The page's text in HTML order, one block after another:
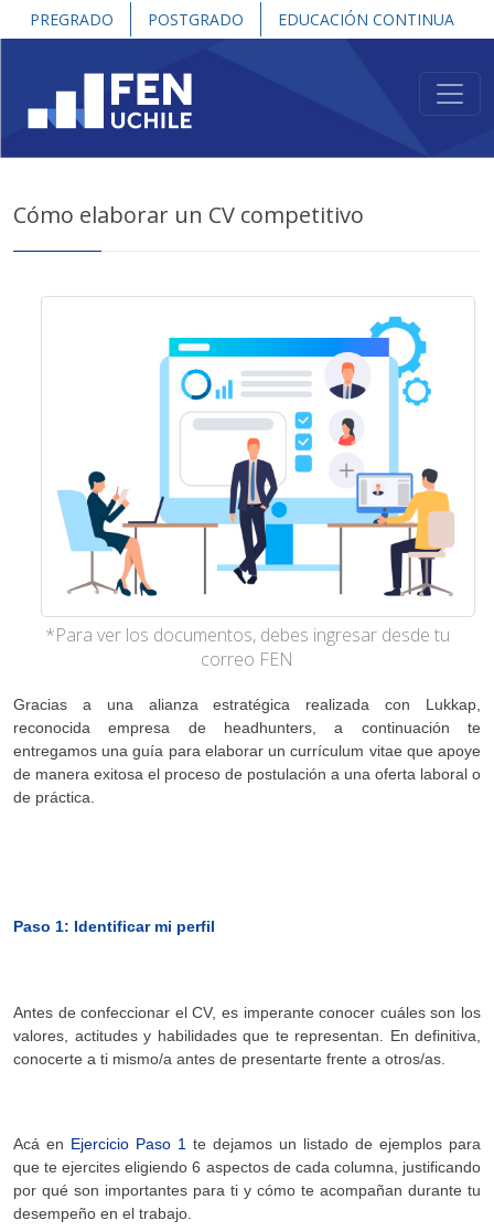
PREGRADO POSTGRADO EDUCACIÓN CONTINUA
Cómo elaborar un CV competitivo
*Para ver los documentos, debes ingresar desde tu
correo FEN
Gracias a una alianza estratégica realizada con Lukkap,
reconocida empresa de headhunters, a continuación te
entregamos una guía para elaborar un currículum vitae que apoye
de manera exitosa el proceso de postulación a una oferta laboral o
de práctica.
Paso 1: Identificar mi perfil
Antes de confeccionar el CV, es imperante conocer cuáles son los
valores, actitudes y habilidades que te representan. En definitiva,
conocerte a ti mismo/a antes de presentarte frente a otros/as.
Acá en Ejercicio Paso 1 te dejamos un listado de ejemplos para
que te ejercites eligiendo 6 aspectos de cada columna, justificando
por qué son importantes para ti y cómo te acompañan durante tu
desempeño en el trabajo.